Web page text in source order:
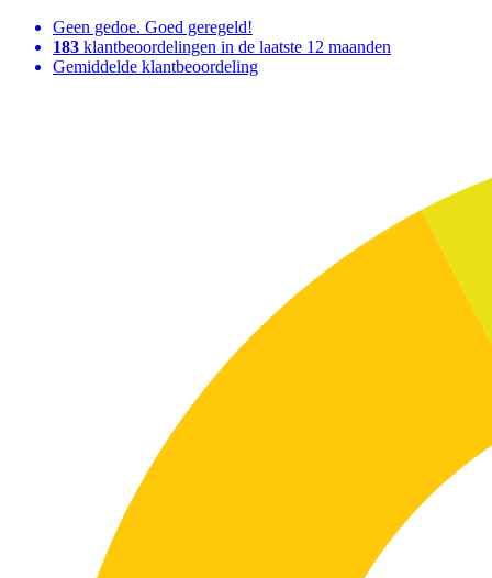
Geen gedoe. Goed geregeld!
183 klantbeoordelingen in de laatste 12 maanden
Gemiddelde klantbeoordeling